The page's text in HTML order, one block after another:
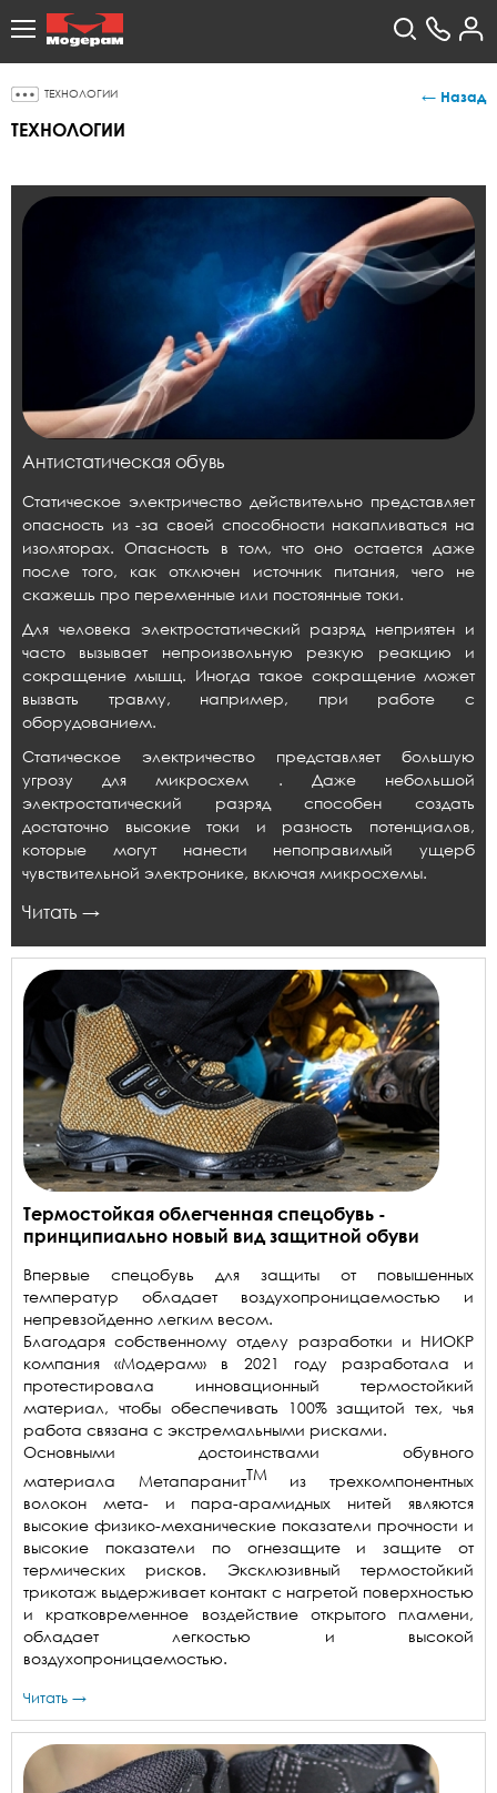
ТЕХНОЛОГИИ ← Назад
ТЕХНОЛОГИИ
Антистатическая обувь
Статическое электричество действительно представляет
опасность из -за своей способности накапливаться на
изоляторах. Опасность в том, что оно остается даже
после того, как отключен источник питания, чего не
скажешь про переменные или постоянные токи.
Для человека электростатический разряд неприятен и
часто вызывает непроизвольную резкую реакцию и
сокращение мышц. Иногда такое сокращение может
вызвать травму, например, при работе с
оборудованием.
Статическое электричество представляет большую
угрозу для микросхем . Даже небольшой
электростатический разряд способен создать
достаточно высокие токи и разность потенциалов,
которые могут нанести непоправимый ущерб
чувствительной электронике, включая микросхемы.
Читать →
Термостойкая облегченная спецобувь -
принципиально новый вид защитной обуви
Впервые спецобувь для защиты от повышенных
температур обладает воздухопроницаемостью и
непревзойденно легким весом.
Благодаря собственному отделу разработки и НИОКР
компания «Модерам» в 2021 году разработала и
протестировала инновационный термостойкий
материал, чтобы обеспечивать 100% защитой тех, чья
работа связана с экстремальными рисками.
Основными достоинствами обувного
материала МетапаранитТМ из трехкомпонентных
волокон мета- и пара-арамидных нитей являются
высокие физико-механические показатели прочности и
высокие показатели по огнезащите и защите от
термических рисков. Эксклюзивный термостойкий
трикотаж выдерживает контакт с нагретой поверхностью
и кратковременное воздействие открытого пламени,
обладает легкостью и высокой
воздухопроницаемостью.
Читать →